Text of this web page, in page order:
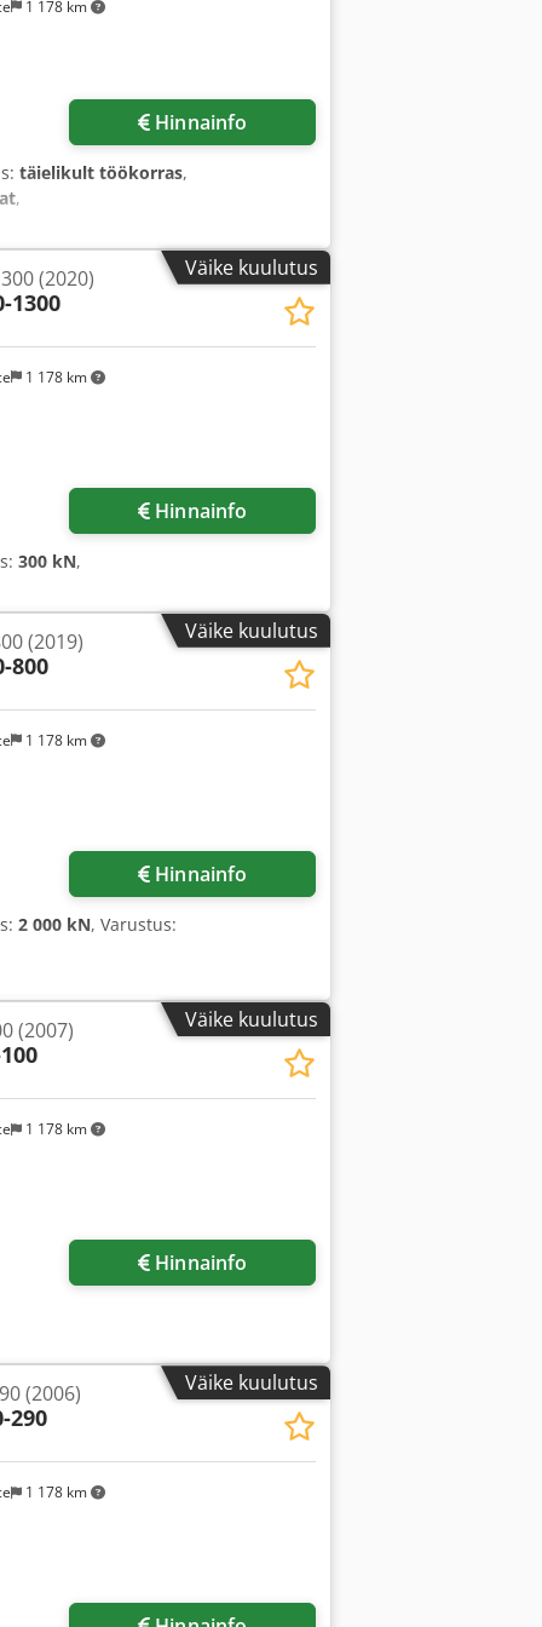
1 178 km
Hinnainfo
täielikult töökorras,
,
Väike kuulutus
1 178 km
(2020)
1300
Hinnainfo
300 kN,
Väike kuulutus
1 178 km
(2019)
800
Hinnainfo
2 000 kN, Varustus:
Väike kuulutus
1 178 km
(2007)
Hinnainfo
Väike kuulutus
1 178 km
(2006)
290